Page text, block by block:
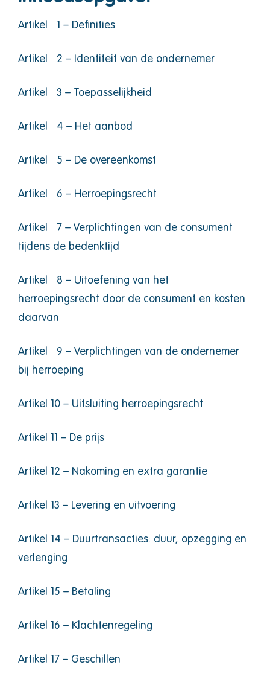
Artikel 1 – Definities
Artikel 2 – Identiteit van de ondernemer
Artikel 3 – Toepasselijkheid
Artikel 4 – Het aanbod
Artikel 5 – De overeenkomst
Artikel 6 – Herroepingsrecht
Artikel 7 – Verplichtingen van de consument
tijdens de bedenktijd
Artikel 8 – Uitoefening van het
herroepingsrecht door de consument en kosten
daarvan
Artikel 9 – Verplichtingen van de ondernemer
bij herroeping
Artikel 10 – Uitsluiting herroepingsrecht
Artikel 11 – De prijs
Artikel 12 – Nakoming en extra garantie
Artikel 13 – Levering en uitvoering
Artikel 14 – Duurtransacties: duur, opzegging en
verlenging
Artikel 15 – Betaling
Artikel 16 – Klachtenregeling
Artikel 17 – Geschillen